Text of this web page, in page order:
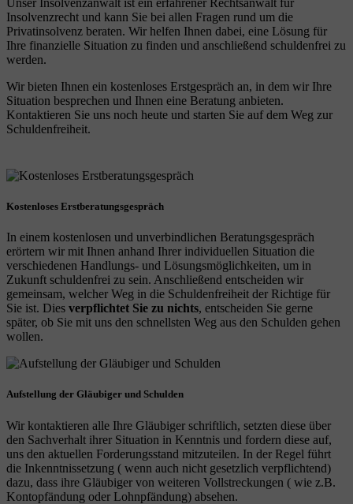
Unser Insolvenzanwalt ist ein erfahrener Rechtsanwalt für
Insolvenzrecht und kann Sie bei allen Fragen rund um die
Privatinsolvenz beraten. Wir helfen Ihnen dabei, eine Lösung für
Ihre finanzielle Situation zu finden und anschließend schuldenfrei zu
werden.
Wir bieten Ihnen ein kostenloses Erstgespräch an, in dem wir Ihre
Situation besprechen und Ihnen eine Beratung anbieten.
Kontaktieren Sie uns noch heute und starten Sie auf dem Weg zur
Schuldenfreiheit.
Kostenloses Erstberatungsgespräch
In einem kostenlosen und unverbindlichen Beratungsgespräch
erörtern wir mit Ihnen anhand Ihrer individuellen Situation die
verschiedenen Handlungs- und Lösungsmöglichkeiten, um in
Zukunft schuldenfrei zu sein. Anschließend entscheiden wir
gemeinsam, welcher Weg in die Schuldenfreiheit der Richtige für
Sie ist. Dies verpflichtet Sie zu nichts, entscheiden Sie gerne
später, ob Sie mit uns den schnellsten Weg aus den Schulden gehen
wollen.
Aufstellung der Gläubiger und Schulden
Wir kontaktieren alle Ihre Gläubiger schriftlich, setzten diese über
den Sachverhalt ihrer Situation in Kenntnis und fordern diese auf,
uns den aktuellen Forderungsstand mitzuteilen. In der Regel führt
die Inkenntnissetzung ( wenn auch nicht gesetzlich verpflichtend)
dazu, dass ihre Gläubiger von weiteren Vollstreckungen ( wie z.B.
Kontopfändung oder Lohnpfändung) absehen.